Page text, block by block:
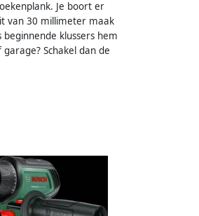
Je boort er
van 30 millimeter maak
klussers hem
Schakel dan de